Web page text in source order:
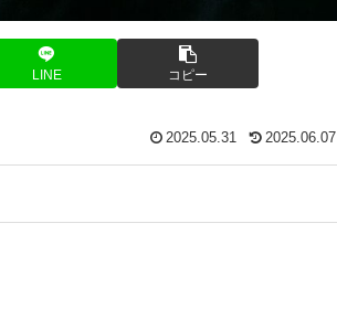
LINE コピー
2025.05.31 2025.06.07